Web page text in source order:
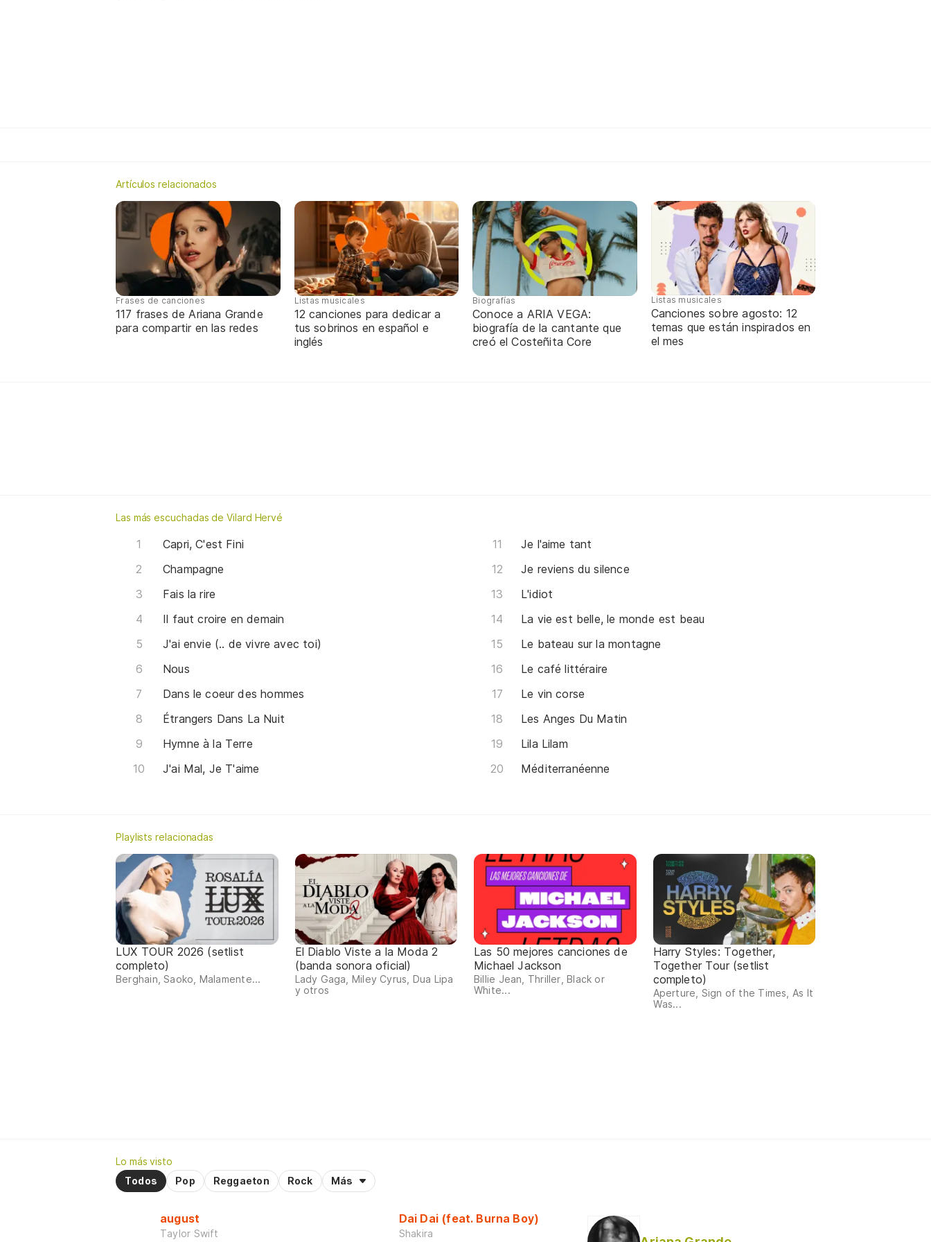
Artículos relacionados
Frases de canciones
117 frases de Ariana Grande
para compartir en las redes
Listas musicales
12 canciones para dedicar a
tus sobrinos en español e
inglés
Biografías
Conoce a ARIA VEGA:
biografía de la cantante que
creó el Costeñita Core
Listas musicales
Canciones sobre agosto: 12
temas que están inspirados en
el mes
Las más escuchadas de Vilard Hervé
Capri, C'est Fini
Champagne
Fais la rire
Il faut croire en demain
J'ai envie (.. de vivre avec toi)
Nous
Dans le coeur des hommes
Étrangers Dans La Nuit
Hymne à la Terre
J'ai Mal, Je T'aime
Je l'aime tant
Je reviens du silence
L'idiot
La vie est belle, le monde est beau
Le bateau sur la montagne
Le café littéraire
Le vin corse
Les Anges Du Matin
Lila Lilam
Méditerranéenne
Playlists relacionadas
LUX TOUR 2026 (setlist
completo)
Berghain, Saoko, Malamente...
El Diablo Viste a la Moda 2
(banda sonora oficial)
Lady Gaga, Miley Cyrus, Dua Lipa
y otros
Las 50 mejores canciones de
Michael Jackson
Billie Jean, Thriller, Black or
White...
Harry Styles: Together,
Together Tour (setlist
completo)
Aperture, Sign of the Times, As It
Was...
Lo más visto
Todos
Pop Reggaeton Rock Más
august
Taylor Swift
Dai Dai (feat. Burna Boy)
Shakira